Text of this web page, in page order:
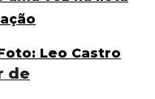
de